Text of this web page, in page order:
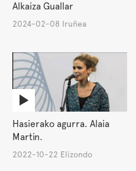
Alkaiza Guallar
2024-02-08 Iruñea
Hasierako agurra. Alaia
Martin.
2022-10-22 Elizondo